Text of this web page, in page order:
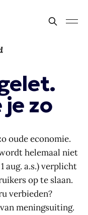
zo
oude economie.
helemaal niet
aug. a.s.) verplicht
op te slaan.
verbieden?
meningsuiting.